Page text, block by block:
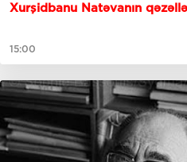
Xurşidbanu Natəvanın
15:00